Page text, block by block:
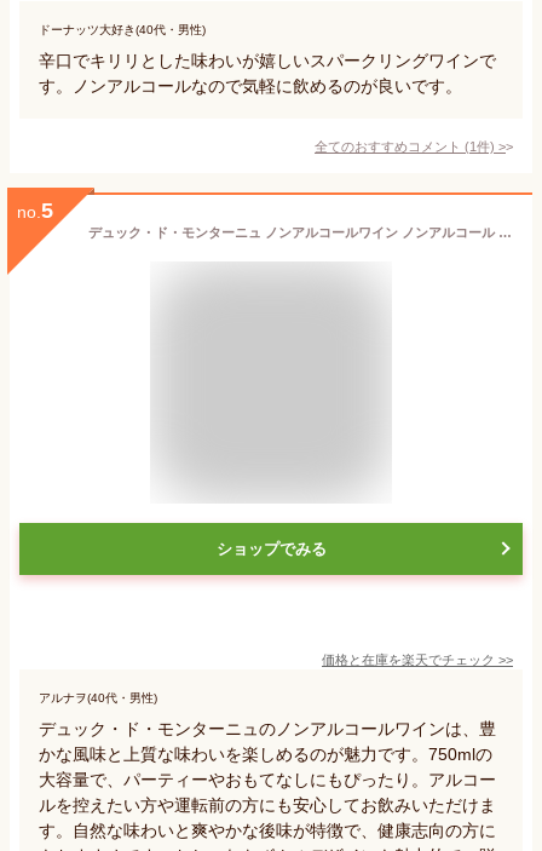
ドーナッツ大好き(40代・男性)
辛口でキリリとした味わいが嬉しいスパークリングワインで
す。ノンアルコールなので気軽に飲めるのが良いです。
全てのおすすめコメント (1件) >
no. 5
デュック・ド・モンターニュ ノンアルコールワイン ノンアルコール 750ml
ショップでみる
価格と在庫を楽天でチェック >>
アルナヲ(40代・男性)
デュック・ド・モンターニュのノンアルコールワインは、豊
かな風味と上質な味わいを楽しめるのが魅力です。750mlの
大容量で、パーティーやおもてなしにもぴったり。アルコー
ルを控えたい方や運転前の方にも安心してお飲みいただけま
す。自然な味わいと爽やかな後味が特徴で、健康志向の方に